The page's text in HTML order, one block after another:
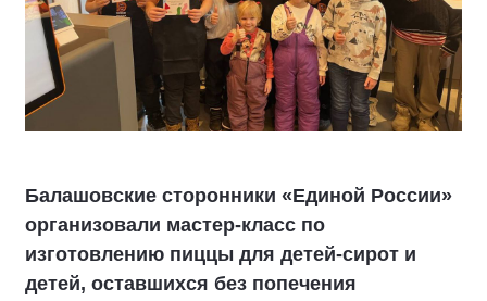
Балашовские сторонники «Единой России»
организовали мастер-класс по
изготовлению пиццы для детей-сирот и
детей, оставшихся без попечения